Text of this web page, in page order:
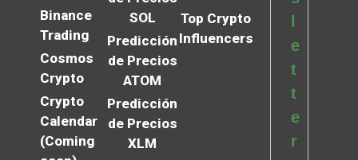
Binance
Trading
Cosmos
Crypto
Crypto
Calendar
(Coming
SOL
Predicción
de Precios
ATOM
Predicción
de Precios
XLM
Top Crypto
Influencers
e
t
t
e
r